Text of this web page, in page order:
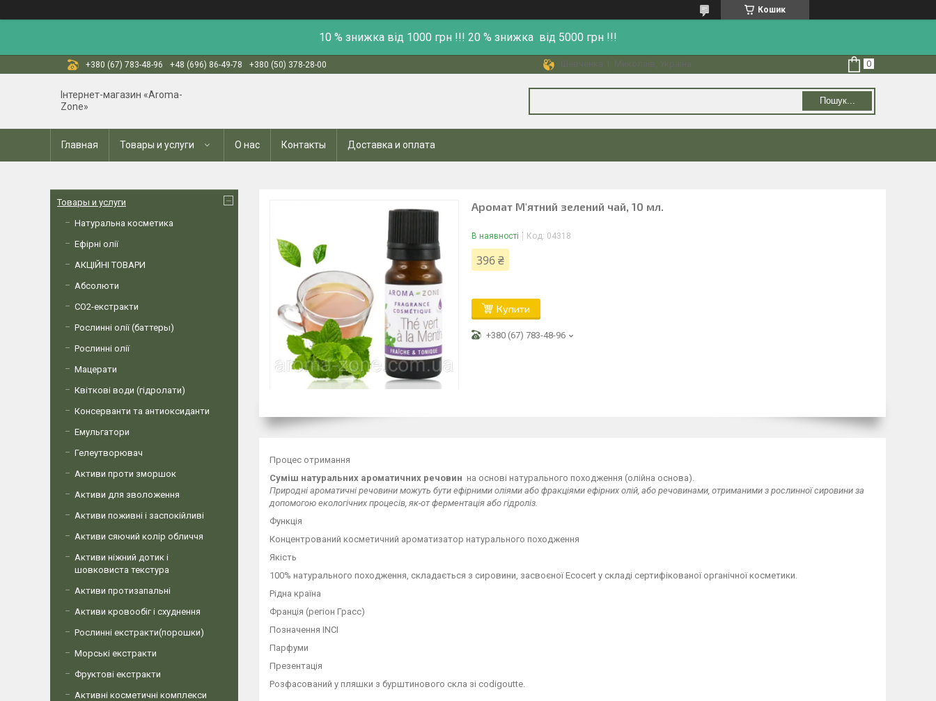
Кошик
10 % знижка від 1000 грн !!! 20 % знижка від 5000 грн !!!
+380 (67) 783-48-96 +48 (696) 86-49-78 +380 (50) 378-28-00 Шевченка 1, Миколаїв, Україна
Інтернет-магазин «Aroma-
Zone»
Пошук...
Главная Товары и услуги О нас Контакты Доставка и оплата
Аромат М'ятний зелений чай, 10 мл.
В наявності Код: 04318
396 ₴
Купити
+380 (67) 783-48-96
Процес отримання
Суміш натуральних ароматичних речовин на основі натурального походження (олійна основа).
Природні ароматичні речовини можуть бути ефірними оліями або фракціями ефірних олій, або речовинами, отриманими з рослинної сировини за
допомогою екологічних процесів, як-от ферментація або гідроліз.
Функція
Концентрований косметичний ароматизатор натурального походження
Якість
100% натурального походження, складається з сировини, засвоєної Ecocert у складі сертифікованої органічної косметики.
Рідна країна
Франція (регіон Грасс)
Позначення INCI
Парфуми
Презентація
Розфасований у пляшки з бурштинового скла зі codigoutte.
Товары и услуги
Натуральна косметика
Ефірні олії
АКЦІЙНІ ТОВАРИ
Абсолюти
СО2-екстракти
Рослинні олії (баттеры)
Рослинні олії
Мацерати
Квіткові води (гідролати)
Консерванти та антиоксиданти
Емульгатори
Гелеутворювач
Активи проти зморшок
Активи для зволоження
Активи поживні і заспокійливі
Активи сяючий колір обличчя
Активи ніжний дотик і
шовковиста текстура
Активи протизапальні
Активи кровообіг і схуднення
Рослинні екстракти(порошки)
Морські екстракти
Фруктові екстракти
Активні косметичні комплекси